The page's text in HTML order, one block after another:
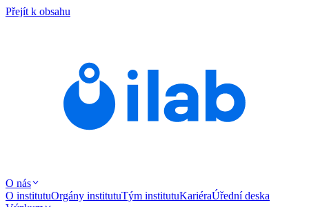
Přejít k obsahu
O nás
O institutuOrgány institutuTým institutuKariéraÚřední deska